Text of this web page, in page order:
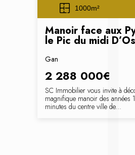
1000m²
Manoir face aux
le Pic du midi
Gan
2 288 000€
SC Immobilier vous invite à
magnifique manoir des
minutes du centre ville de...